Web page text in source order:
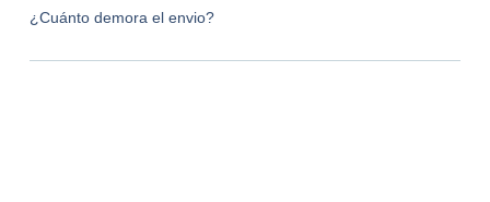
¿Cuánto demora el envio?